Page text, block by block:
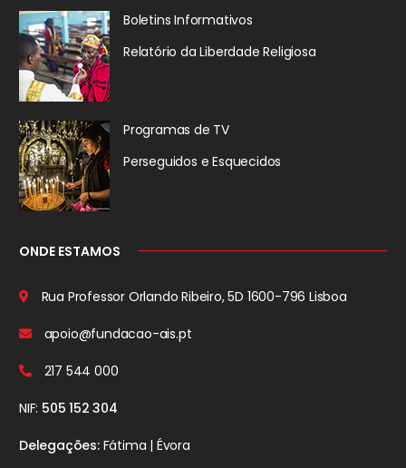
Boletins Informativos
Relatório da Liberdade Religiosa
Programas de TV
Perseguidos e Esquecidos
ONDE ESTAMOS
Rua Professor Orlando Ribeiro, 5D 1600-796 Lisboa
apoio@fundacao-ais.pt
217 544 000
NIF: 505 152 304
Delegações:Fátima | Évora